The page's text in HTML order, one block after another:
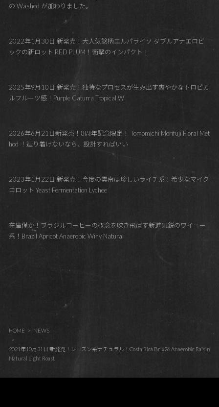
の Washed が加わりました。
2022年1月30日 新発売！大人気銘柄エルパライソ ダブルアナエロビ
ックの新ロット RED PLUM！衝撃のインパクト！
2025年9月10日 新発売！独特なプロセスが生み出す爽やかなトロピカ
ルフルーツ感！Purple Caturra Tropical W
2026年6月21日新発売！8周年記念限定！ Tomomichi Morifuji Floral Met
hod ！辿り着けないなら、設計すればいい
2023年1月22日 新発売！今度の雲南は珍しいライチ系！希少なマイク
ロロット Yeast Fermentation Lychee
在庫僅か！ブラジルコーヒーの概念を吹き飛ばす新進気鋭のワイニー
系！Brazil Apricot Anaerobic Winy Natural
HOME NEWS
2021年10月31日 新発売！レーズン系ナチュラル！Costa Rica Brix26 Anaerobic Raisin
Natural Light Roast